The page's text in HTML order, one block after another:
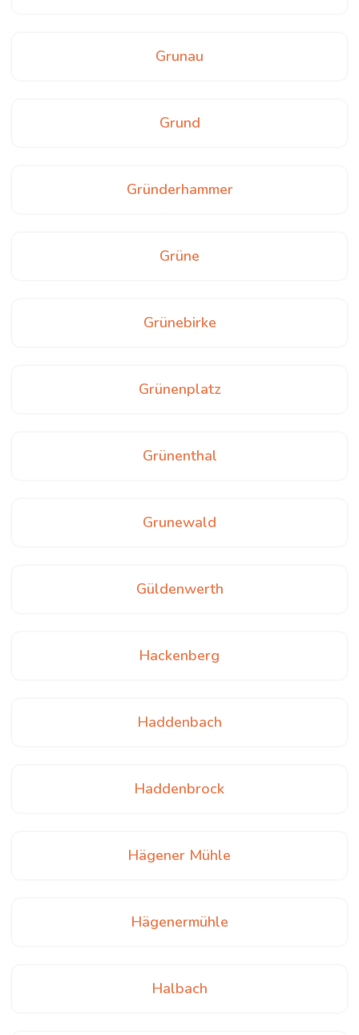
Grunau
Grund
Gründerhammer
Grüne
Grünebirke
Grünenplatz
Grünenthal
Grunewald
Güldenwerth
Hackenberg
Haddenbach
Haddenbrock
Hägener Mühle
Hägenermühle
Halbach